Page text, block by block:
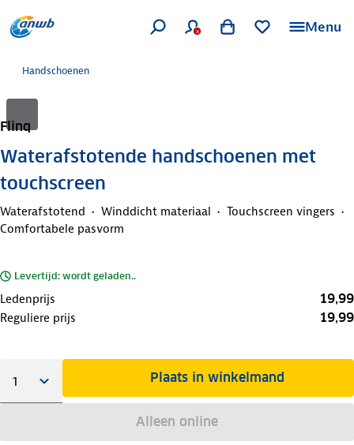
Menu
Handschoenen
Flinq
Waterafstotende handschoenen met
touchscreen
Waterafstotend Winddicht materiaal
Touchscreen vingers
Comfortabele pasvorm
Levertijd: wordt geladen..
Ledenprijs 19,99
Reguliere prijs 19,99
Plaats in winkelmand
Alleen online